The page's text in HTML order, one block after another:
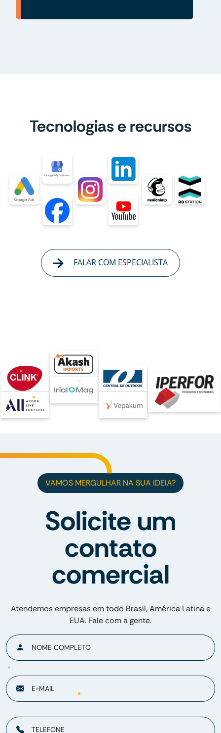
Tecnologias e recursos
FALAR COM ESPECIALISTA
VAMOS MERGULHAR NA SUA IDEIA?
Solicite um
contato
comercial
Atendemos empresas em todo Brasil, América Latina e
EUA. Fale com a gente.
NOME COMPLETO
E-MAIL
TELEFONE